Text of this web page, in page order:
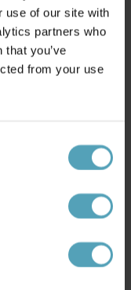
use of our site with
partners who
you’ve
from your use
om du inte skulle
nöjd med ditt köp